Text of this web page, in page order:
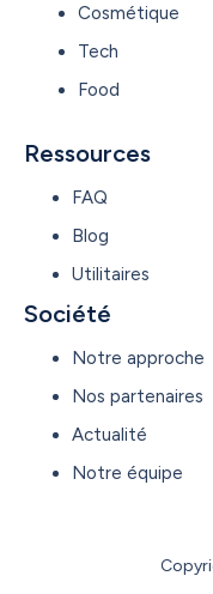
Cosmétique
Tech
Food
Ressources
FAQ
Blog
Utilitaires
Société
Notre approche
Nos partenaires
Actualité
Notre équipe